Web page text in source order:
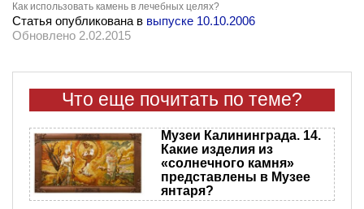
Как использовать камень в лечебных целях?
Статья опубликована в выпуске 10.10.2006
Обновлено 2.02.2015
Что еще почитать по теме?
Музеи Калининграда. 14.
Какие изделия из
«солнечного камня»
представлены в Музее
янтаря?